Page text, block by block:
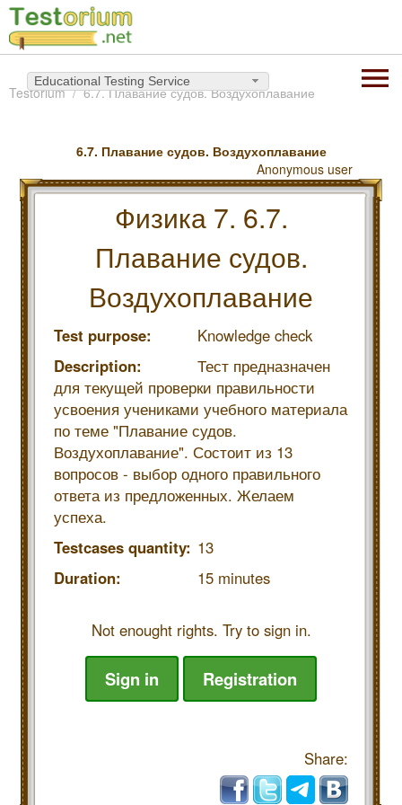
Educational Testing Service
Testorium 6.7. Плавание судов. Воздухоплавание
6.7. Плавание судов. Воздухоплавание
Anonymous user
Физика 7. 6.7.
Плавание судов.
Воздухоплавание
Test purpose:
Knowledge check
Description:
Тест предназначен
для текущей проверки правильности
усвоения учениками учебного материала
по теме "Плавание судов.
Воздухоплавание". Состоит из 13
вопросов - выбор одного правильного
ответа из предложенных. Желаем
успеха.
Testcases quantity: 13
Duration:
15 minutes
Not enought rights. Try to sign in.
Sign in Registration
Share: